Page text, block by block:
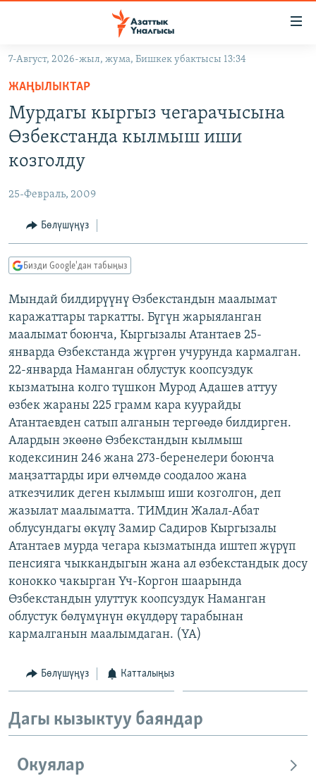
Навигацияга
өтүңүз
Издөөгө
салыңызКЫРГЫЗСТАН
МАДАНИЯТ
ДҮЙНӨ
ТВ ПРОГРАММАЛАР
БҮГҮН АЗАТТЫКТА
ДАНИСТЕ
ЭЖЕ-СИҢДИЛЕР
АЗАТТЫК+
ЫҢГАЙСЫЗ СУРООЛОР
ПОДКАСТ
ОНЛАЙН ШЕРИНЕ
ЭЕ/АРнун бардык сайттары
7-Август, 2026-жыл, жума, Бишкек убактысы 13:34
ЖАҢЫЛЫКТАР
Мурдагы кыргыз чегарачысына
Өзбекстанда кылмыш иши
козголду
25-Февраль, 2009
Бөлүшүңүз
Бизди Google'дан табыңыз
Мындай билдирүүнү Өзбекстандын маалымат
каражаттары таркатты. Бүгүн жарыяланган
маалымат боюнча, Кыргызалы Атантаев 25-
январда Өзбекстанда жүргөн учурунда кармалган.
22-январда Наманган облустук коопсуздук
кызматына колго түшкон Мурод Адашев аттуу
өзбек жараны 225 грамм кара куурайды
Атантаевден сатып алганын тергөөдө билдирген.
Алардын экөөнө Өзбекстандын кылмыш
кодексинин 246 жана 273-беренелери боюнча
маңзаттарды ири өлчөмдө соодалоо жана
аткезчилик деген кылмыш иши козголгон, деп
жазылат маалыматта. ТИМдин Жалал-Абат
облусундагы өкүлү Замир Садиров Кыргызалы
Атантаев мурда чегара кызматында иштеп жүрүп
пенсияга чыккандыгын жана ал өзбекстандык досу
конокко чакырган Үч-Коргон шаарында
Өзбекстандын улуттук коопсуздук Наманган
облустук бөлүмүнүн өкүлдөрү тарабынан
кармалганын маалымдаган. (YA)
Бөлүшүңүз Катталыңыз
Дагы кызыктуу баяндар
Окуялар